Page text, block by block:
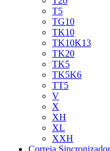
T5
TG10
TK10
TK10K13
TK20
TK5
TK5K6
TT5
V
X
XH
XL
XXH
Correia